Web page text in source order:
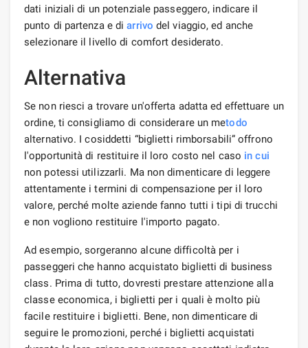
dati iniziali di un potenziale passeggero, indicare il
punto di partenza e diarrivo del viaggio, ed anche
selezionare il livello di comfort desiderato.
Alternativa
Se non riesci a trovare un'offerta adatta ed effettuare un
ordine, ti consigliamo di considerare un metodo
alternativo. I cosiddetti “biglietti rimborsabili” offrono
l'opportunità di restituire il loro costo nel caso in cui
non potessi utilizzarli. Ma non dimenticare di leggere
attentamente i termini di compensazione per il loro
valore, perché molte aziende fanno tutti i tipi di trucchi
e non vogliono restituire l'importo pagato.
Ad esempio, sorgeranno alcune difficoltà per i
passeggeri che hanno acquistato biglietti di business
class. Prima di tutto, dovresti prestare attenzione alla
classe economica, i biglietti per i quali è molto più
facile restituire i biglietti. Bene, non dimenticare di
seguire le promozioni, perché i biglietti acquistati